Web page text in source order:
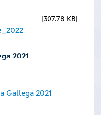
307.78 KB
2021
Gallega 2021